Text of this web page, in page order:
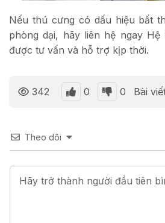
Nếu thú cưng có dấu hiệu bất
phòng dại, hãy liên hệ ngay
được tư vấn và hỗ trợ kịp thời.
342 0 0 Bài
Theo dõi